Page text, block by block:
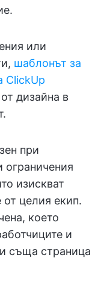
или
шаблонът за
ClickUp
дизайна в
при
ограничения
изискват
от целия екип.
което
и
съща страница